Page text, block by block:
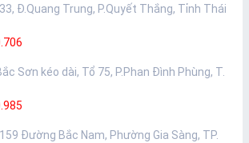
Đ.Quang Trung, P.Quyết Thắng, Tỉnh Thái
Sơn kéo dài, Tổ 75, P.Phan Đình Phùng, T.
Đường Bắc Nam, Phường Gia Sàng, TP.